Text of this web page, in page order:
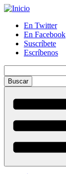
Pasar
contenido
principal
Menú
auxiliar
En Twitter
En Facebook
Suscríbete
Escríbenos